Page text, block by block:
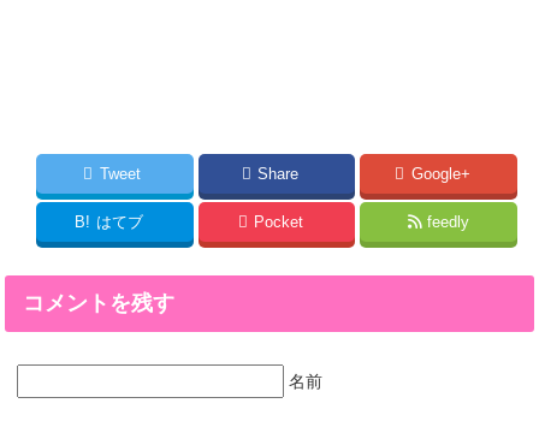
Tweet Share Google+
B! はてブ Pocket feedly
コメントを残す
名前